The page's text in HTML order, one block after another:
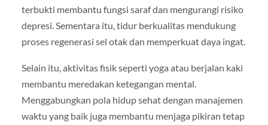
terbukti membantu fungsi saraf dan mengurangi risiko
depresi. Sementara itu, tidur berkualitas mendukung
proses regenerasi sel otak dan memperkuat daya ingat.
Selain itu, aktivitas fisik seperti yoga atau berjalan kaki
membantu meredakan ketegangan mental.
Menggabungkan pola hidup sehat dengan manajemen
waktu yang baik juga membantu menjaga pikiran tetap